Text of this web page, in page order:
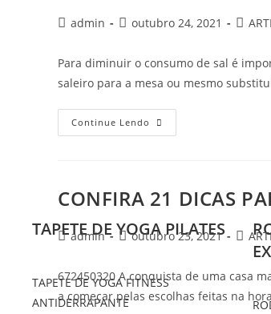
TAPETE DE YOGA PILATES
TAPETE DE YOGA FITNESS
ANTIDERRAPANTE
admin outubro 24, 2021
Para diminuir o consumo de sal é
saleiro para a mesa ou mesmo
Continue Lendo
CONFIRA 21 DICAS
admin outubro 23, 2021
672450320 A conquista de uma casa
a começar pelas escolhas feitas na